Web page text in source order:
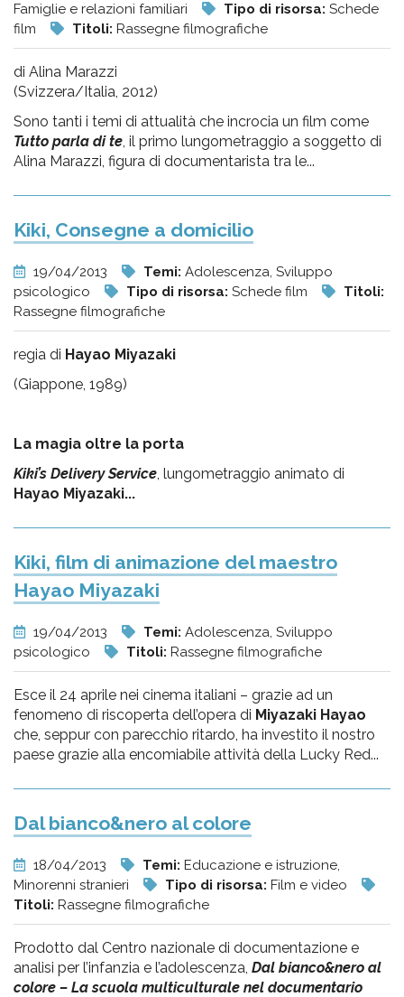
Famiglie e relazioni familiari
Tipo di risorsa: Schede
film
Titoli: Rassegne filmografiche
di Alina Marazzi
(Svizzera/Italia, 2012)
Sono tanti i temi di attualità che incrocia un film come
Tutto parla di te, il primo lungometraggio a soggetto di
Alina Marazzi, figura di documentarista tra le...
Kiki, Consegne a domicilio
19/04/2013 Temi: Adolescenza, Sviluppo
psicologico
Tipo di risorsa: Schede film
Titoli:
Rassegne filmografiche
regia di Hayao Miyazaki
(Giappone, 1989)
La magia oltre la porta
Kiki’s Delivery Service, lungometraggio animato di
Hayao Miyazaki...
Kiki, film di animazione del maestro
Hayao Miyazaki
19/04/2013 Temi: Adolescenza, Sviluppo
psicologico
Titoli: Rassegne filmografiche
Esce il 24 aprile nei cinema italiani – grazie ad un
fenomeno di riscoperta dell’opera di Miyazaki Hayao
che, seppur con parecchio ritardo, ha investito il nostro
paese grazie alla encomiabile attività della Lucky Red...
Dal bianco&nero al colore
18/04/2013 Temi: Educazione e istruzione,
Minorenni stranieri
Tipo di risorsa: Film e video
Titoli: Rassegne filmografiche
Prodotto dal Centro nazionale di documentazione e
analisi per l’infanzia e l’adolescenza, Dal bianco&nero al
colore – La scuola multiculturale nel documentario